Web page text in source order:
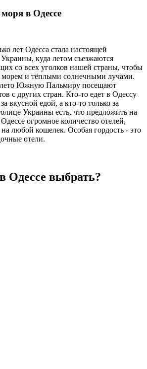
в Одессе
лет Одесса стала настоящей
куда летом съезжаются
со всех уголков нашей страны, чтобы
морем и тёплыми солнечными лучами.
лето Южную Пальмиру посещают
с других стран. Кто-то едет в Одессу
вкусной едой, а кто-то только за
Украины есть, что предложить на
огромное количество отелей,
любой кошелек. Особая гордость - это
отели.
Одессе выбрать?